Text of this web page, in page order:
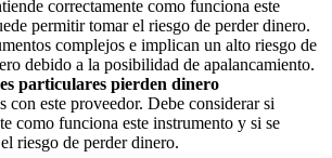
correctamente como funciona este
permitir tomar el riesgo de perder dinero.
complejos e implican un alto riesgo de
debido a la posibilidad de apalancamiento.
particulares pierden dinero
con este proveedor. Debe considerar si
como funciona este instrumento y si se
riesgo de perder dinero.